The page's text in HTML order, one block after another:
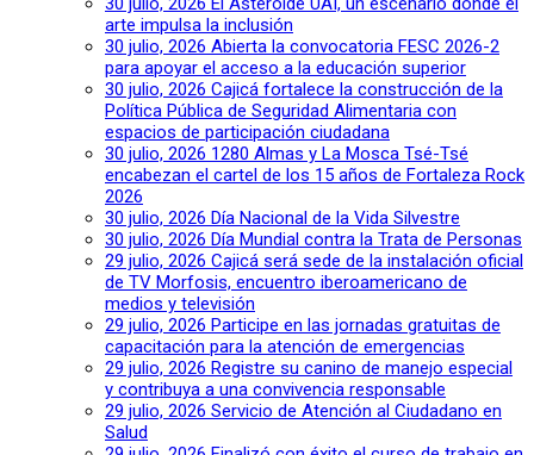
arte impulsa la inclusión
30 julio, 2026 Abierta la convocatoria FESC 2026-2
para apoyar el acceso a la educación superior
30 julio, 2026 Cajicá fortalece la construcción de la
Política Pública de Seguridad Alimentaria con
espacios de participación ciudadana
30 julio, 2026 1280 Almas y La Mosca Tsé-Tsé
encabezan el cartel de los 15 años de Fortaleza Rock
2026
30 julio, 2026 Día Nacional de la Vida Silvestre
30 julio, 2026 Día Mundial contra la Trata de Personas
29 julio, 2026 Cajicá será sede de la instalación oficial
de TV Morfosis, encuentro iberoamericano de
medios y televisión
29 julio, 2026 Participe en las jornadas gratuitas de
capacitación para la atención de emergencias
29 julio, 2026 Registre su canino de manejo especial
y contribuya a una convivencia responsable
29 julio, 2026 Servicio de Atención al Ciudadano en
Salud